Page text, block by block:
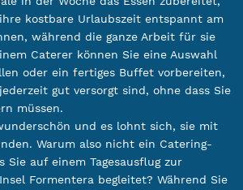
kostbare Urlaubszeit entspannt am
während die ganze Arbeit für sie
Caterer können Sie eine Auswahl
oder ein fertiges Buffet vorbereiten,
gut versorgt sind, ohne dass Sie
müssen.
und es lohnt sich, sie mit
Warum also nicht ein Catering-
Sie auf einem Tagesausflug zur
Formentera begleitet? Während Sie